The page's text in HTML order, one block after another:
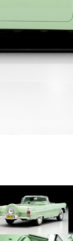
光岡